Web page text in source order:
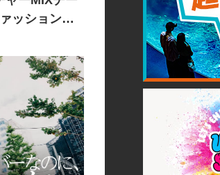
ッションス